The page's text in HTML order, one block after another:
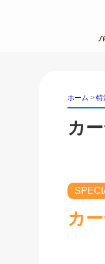
ホーム >特
カ
カ